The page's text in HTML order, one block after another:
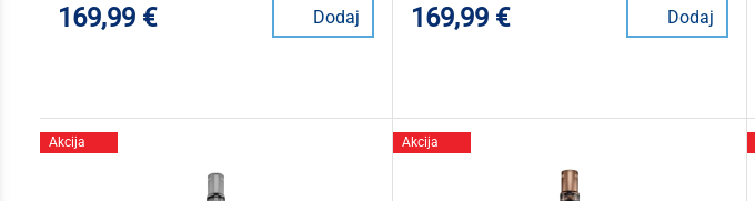
169,99 € Dodaj 169,99 € Dodaj
Akcija Akcija